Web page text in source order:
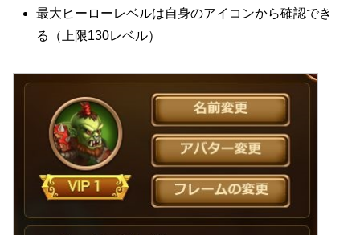
最大ヒーローレベルは自身のアイコンから確認でき
る（上限130レベル）